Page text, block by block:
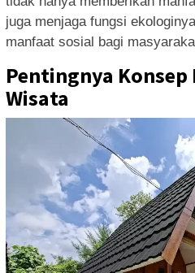
juga menjaga fungsi
manfaat sosial bagi
Pentingnya Konsep
Wisata